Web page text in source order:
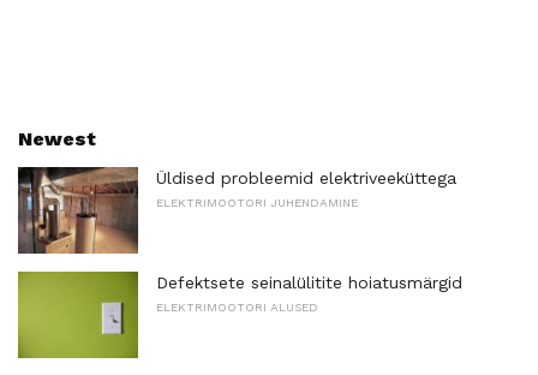
Newest
Üldised probleemid elektriveeküttega
ELEKTRIMOOTORI JUHENDAMINE
Defektsete seinalülitite hoiatusmärgid
ELEKTRIMOOTORI ALUSED